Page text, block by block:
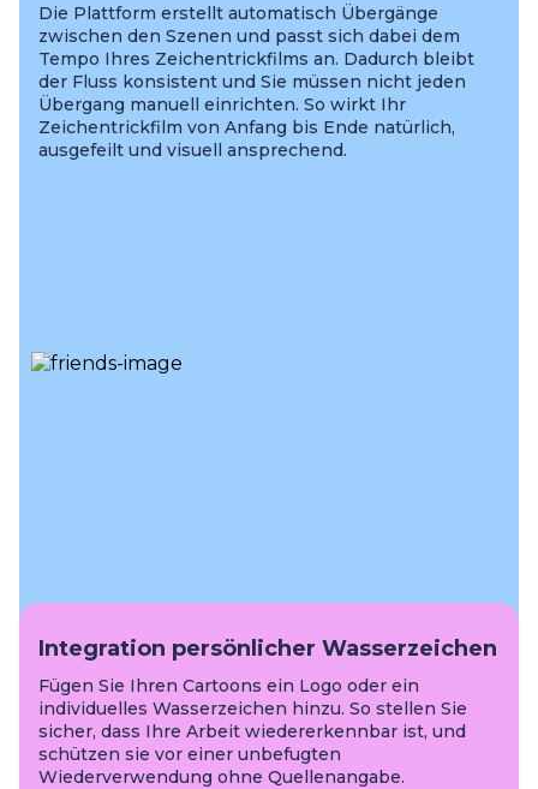
Die Plattform erstellt automatisch Übergänge
zwischen den Szenen und passt sich dabei dem
Tempo Ihres Zeichentrickfilms an. Dadurch bleibt
der Fluss konsistent und Sie müssen nicht jeden
Übergang manuell einrichten. So wirkt Ihr
Zeichentrickfilm von Anfang bis Ende natürlich,
ausgefeilt und visuell ansprechend.
Integration persönlicher Wasserzeichen
Fügen Sie Ihren Cartoons ein Logo oder ein
individuelles Wasserzeichen hinzu. So stellen Sie
sicher, dass Ihre Arbeit wiedererkennbar ist, und
schützen sie vor einer unbefugten
Wiederverwendung ohne Quellenangabe.